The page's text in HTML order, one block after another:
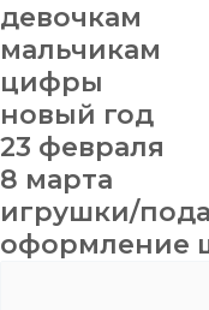
девочкам
мальчикам
цифры
новый год
23 февраля
8 марта
игрушки/
оформление